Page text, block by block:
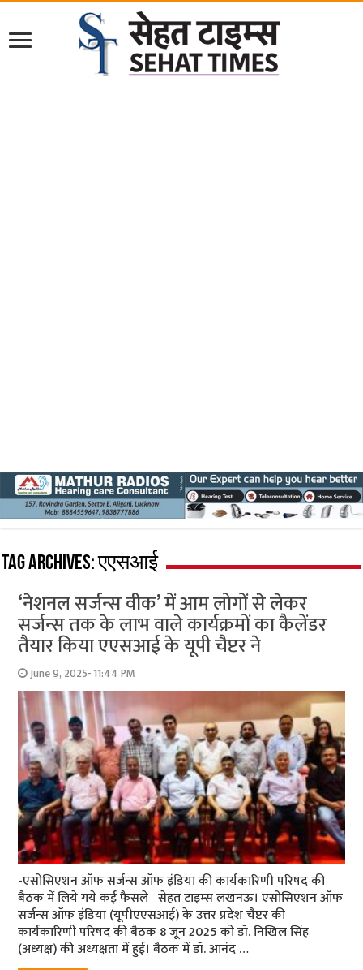
Tag Archives:एएसआई
‘नेशनल सर्जन्स वीक’ में आम लोगों से लेकर
सर्जन्स तक के लाभ वाले कार्यक्रमों का कैलेंडर
तैयार किया एएसआई के यूपी चैप्टर ने
June 9, 2025- 11:44 PM
-एसोसिएशन ऑफ सर्जन्स ऑफ इंडिया की कार्यकारिणी परिषद की
बैठक में लिये गये कई फैसले सेहत टाइम्स लखनऊ। एसोसिएशन ऑफ
सर्जन्स ऑफ इंडिया (यूपीएएसआई) के उत्तर प्रदेश चैप्टर की
कार्यकारिणी परिषद की बैठक 8 जून 2025 को डॉ. निखिल सिंह
(अध्यक्ष) की अध्यक्षता में हुई। बैठक में डॉ. आनंद …